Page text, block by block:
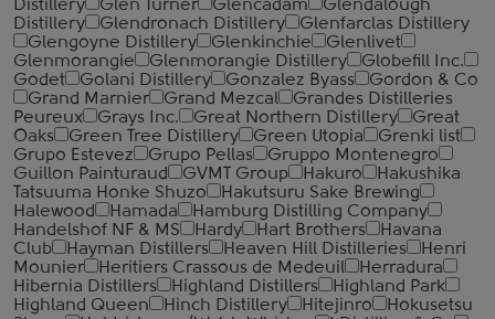
Distillery
Glen Turner Glencadam
Glendalough
Distillery
Glendronach Distillery
Glenfarclas Distillery
Glengoyne Distillery
Glenkinchie
Glenlivet
Glenmorangie
Glenmorangie Distillery
Globefill Inc.
Godet
Golani Distillery Gonzalez Byass
Gordon & Co
Grand Marnier
Grand Mezcal
Grandes Distilleries
Peureux
Grays Inc. Great Northern Distillery
Great
Oaks
Green Tree Distillery Green Utopia
Grenki list
Grupo Estevez
Grupo Pellas
Gruppo Montenegro
Guillon Painturaud
GVMT Group Hakuro
Hakushika
Tatsuuma Honke Shuzo
Hakutsuru Sake Brewing
Halewood
Hamada
Hamburg Distilling Company
Handelshof NF & MS
Hardy Hart Brothers
Havana
Club
Hayman Distillers Heaven Hill Distilleries
Henri
Mounier
Heritiers Crassous de Medeuil
Herradura
Hibernia Distillers
Highland Distillers
Highland Park
Highland Queen
Hinch Distillery Hitejinro
Hokusetsu